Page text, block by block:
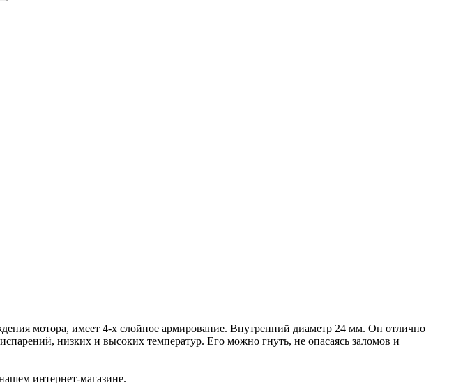
мотора, имеет 4-х слойное армирование. Внутренний диаметр 24 мм. Он отлично
низких и высоких температур. Его можно гнуть, не опасаясь заломов и
интернет-магазине.